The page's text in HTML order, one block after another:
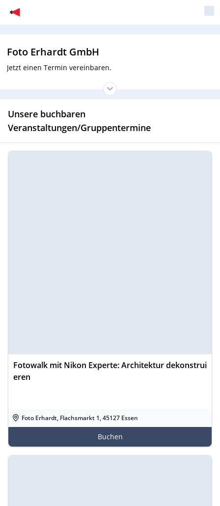
Foto Erhardt GmbH
Jetzt einen Termin vereinbaren.
Unsere buchbaren
Veranstaltungen/Gruppentermine
Fotowalk mit Nikon Experte: Architektur dekonstrui
eren
Foto Erhardt, Flachsmarkt 1, 45127 Essen
Buchen